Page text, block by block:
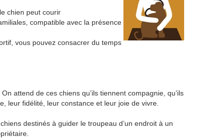
chien peut courir
compatible avec la présence
vous pouvez consacrer du temps
attend de ces chiens qu’ils tiennent compagnie, qu’ils
leur fidélité, leur constance et leur joie de vivre.
destinés à guider le troupeau d’un endroit à un